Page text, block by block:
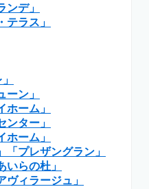
ンデ」
テラス」
ーン」
ホーム」
ンター」
ホーム」
「プレザングラン」
いらの杜」
ヴィラージュ」